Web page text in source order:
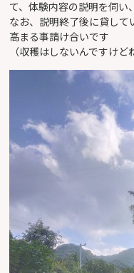
て、体験内容の説明を伺い
なお、説明終了後に貸し
高まる事請け合いです
（収穫はしないんですけ